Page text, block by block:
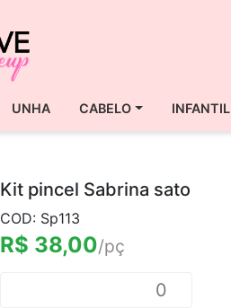
UNHA CABELO INFANTIL
Kit pincel Sabrina sato
COD: Sp113
R$ 38,00/pç